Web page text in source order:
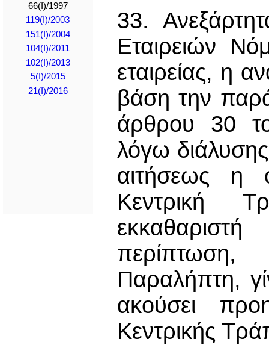
66(I)/1997
119(I)/2003
151(I)/2004
104(I)/2011
102(I)/2013
5(I)/2015
21(Ι)/2016
33.
Εταιρειών
εταιρείας, η
βάση την
άρθρου 30
λόγω
αιτήσεως η
Κεντρική
Παραλήπτη,
ακούσει
Κεντρικής